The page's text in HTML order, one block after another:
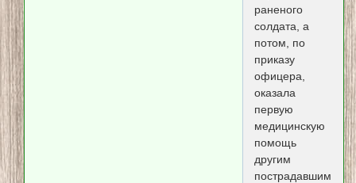
раненого
солдата, а
потом, по
приказу
офицера,
оказала
первую
медицинскую
помощь
другим
пострадавшим.